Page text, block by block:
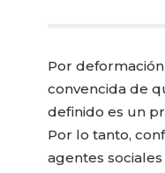
Por
convencida de
definido es un
Por lo tanto,
agentes